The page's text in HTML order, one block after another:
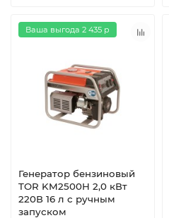
Ваша выгода 2 435 р
Генератор бензиновый
TOR KM2500H 2,0 кВт
220В 16 л с ручным
запуском